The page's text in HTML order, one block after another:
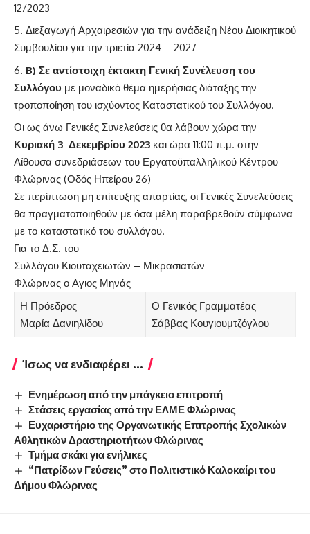
12/2023
Διεξαγωγή Αρχαιρεσιών για την ανάδειξη Νέου Διοικητικού
Συμβουλίου για την τριετία 2024 – 2027
B) Σε αντίστοιχη έκτακτη Γενική Συνέλευση του
Συλλόγου με μοναδικό θέμα ημερήσιας διάταξης την
τροποποίηση του ισχύοντος Καταστατικού του Συλλόγου.
Οι ως άνω Γενικές Συνελεύσεις θα λάβουν χώρα την
Κυριακή 3 Δεκεμβρίου 2023 και ώρα 11:00 π.μ. στην
Αίθουσα συνεδριάσεων του Εργατοϋπαλληλικού Κέντρου
Φλώρινας (Οδός Ηπείρου 26)
Σε περίπτωση μη επίτευξης απαρτίας, οι Γενικές Συνελεύσεις
θα πραγματοποιηθούν με όσα μέλη παραβρεθούν σύμφωνα
με το καταστατικό του συλλόγου.
Για το Δ.Σ. του
Συλλόγου Κιουταχειωτών – Μικρασιατών
Φλώρινας ο Αγιος Μηνάς
Η Πρόεδρος
Μαρία Δανιηλίδου
Ο Γενικός Γραμματέας
Σάββας Κουγιουμτζόγλου
Ίσως να ενδιαφέρει ...
Ενημέρωση από την μπάγκειο επιτροπή
Στάσεις εργασίας από την ΕΛΜΕ Φλώρινας
Ευχαριστήριο της Οργανωτικής Επιτροπής Σχολικών
Αθλητικών Δραστηριοτήτων Φλώρινας
Τμήμα σκάκι για ενήλικες
“Πατρίδων Γεύσεις” στο Πολιτιστικό Καλοκαίρι του
Δήμου Φλώρινας